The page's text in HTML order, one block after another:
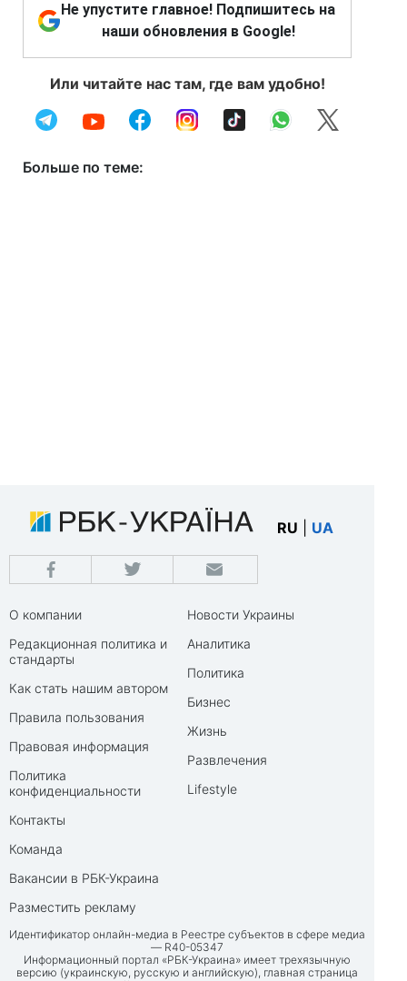
Не упустите главное! Подпишитесь на
наши обновления в Google!
Или читайте нас там, где вам удобно!
Больше по теме:
RU UA
О компании
Редакционная политика и
стандарты
Как стать нашим автором
Правила пользования
Правовая информация
Политика
конфиденциальности
Контакты
Команда
Вакансии в РБК-Украина
Разместить рекламу
Новости Украины
Аналитика
Политика
Бизнес
Жизнь
Развлечения
Lifestyle
Идентификатор онлайн-медиа в Реестре субъектов в сфере медиа
— R40-05347
Информационный портал «РБК-Украина» имеет трехязычную
версию (украинскую, русскую и английскую), главная страница